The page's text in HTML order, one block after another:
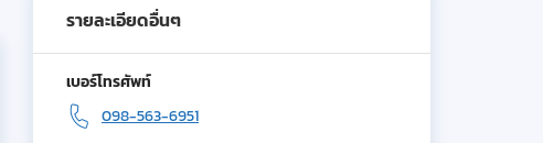
รายละเอียดอื่นๆ
เบอร์โทรศัพท์
098-563-6951